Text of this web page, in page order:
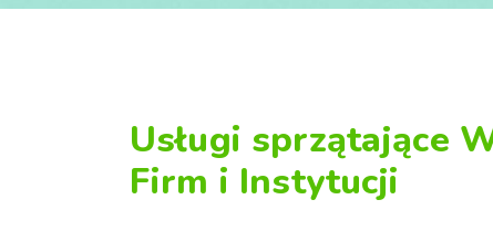
Usługi sprzątające
Firm i Instytucji